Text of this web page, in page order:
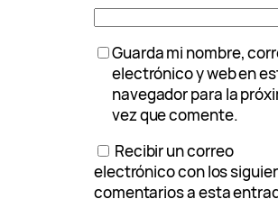
Guarda mi nombre,
electrónico y web en
navegador para la
vez que comente.
Recibir un correo
electrónico con los
comentarios a esta